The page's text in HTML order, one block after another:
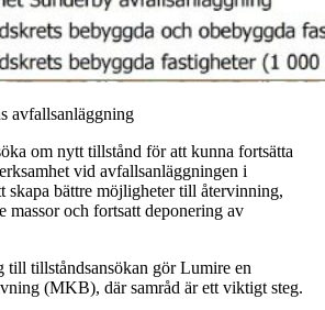
avfallsanläggning
om nytt tillstånd för att kunna fortsätta
vid avfallsanläggningen i
skapa bättre möjligheter till återvinning,
massor och fortsatt deponering av
till tillståndsansökan gör Lumire en
(MKB), där samråd är ett viktigt steg.